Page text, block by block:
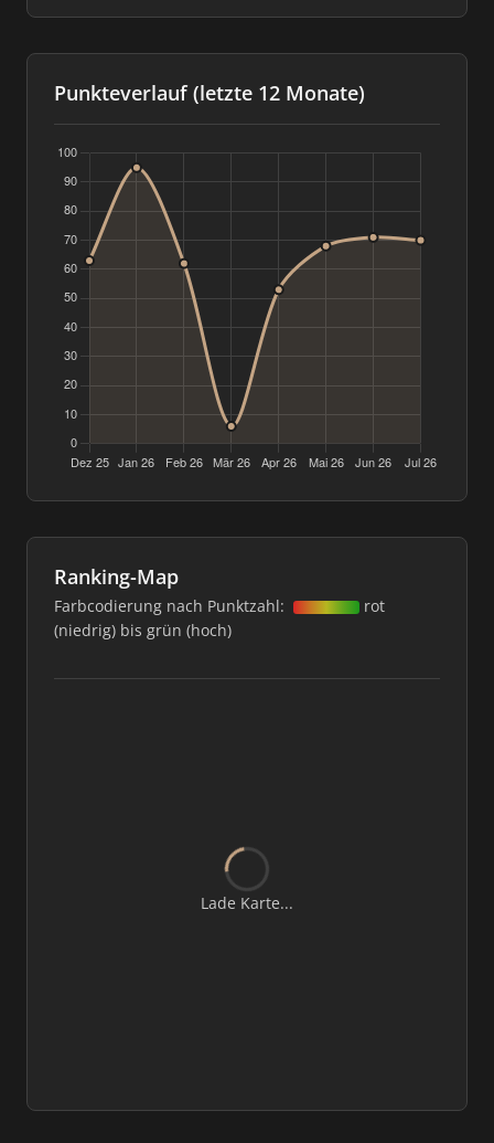
Punkteverlauf (letzte 12 Monate)
Ranking-Map
Farbcodierung nach Punktzahl:
rot
(niedrig) bis grün (hoch)
Lade Karte...